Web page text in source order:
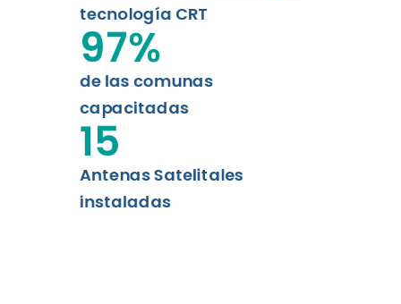
tecnología CRT
de las comunas
capacitadas
97%
Antenas Satelitales
instaladas
15